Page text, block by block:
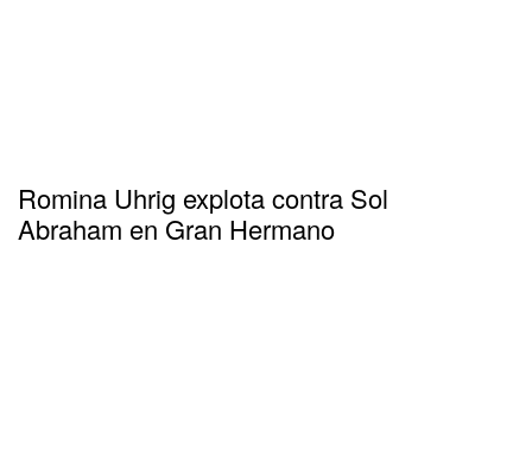
Romina Uhrig explota contra Sol
Abraham en Gran Hermano